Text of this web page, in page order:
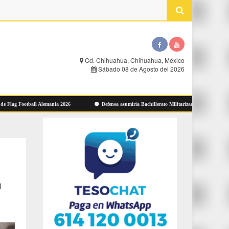
Cd. Chihuahua, Chihuahua, México
Sábado 08 de Agosto del 2026
Alemania 2026 Defensa asumiría Bachillerato Militarizado de Zacatecas